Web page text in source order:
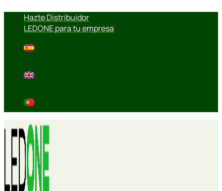
contenido
Hazte Distribuidor
LEDONE para tu empresa